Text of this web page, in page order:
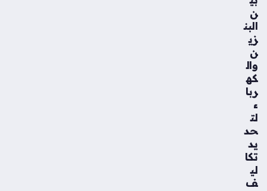
ن
البن
زي
ن
وال
كه
ربا
ء
لت
حد
يد
تكا
لي
ف